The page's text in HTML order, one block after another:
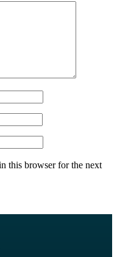
this browser for the next